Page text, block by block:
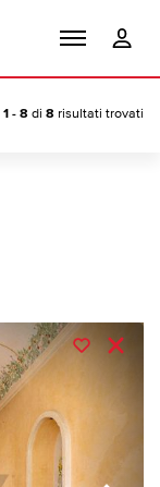
1 - 8 di 8 risultati trovati